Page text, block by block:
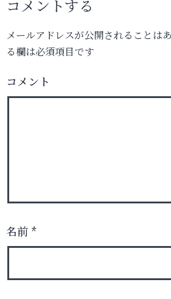
コメントする
メールアドレスが公開されることは
る欄は必須項目です
コメント
名前 *